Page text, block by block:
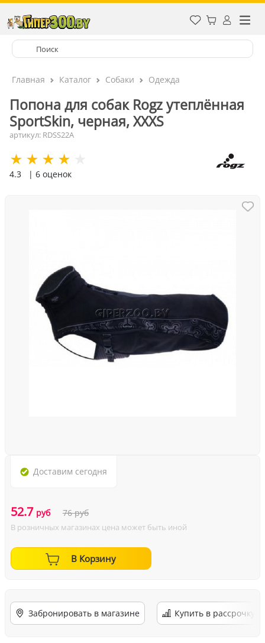
Главная Каталог Собаки Одежда
Попона для собак Rogz утеплённая
SportSkin, черная, XXXS
артикул: RDSS22A
4.3 | 6 оценок
Доставим сегодня
52.7 руб 76руб
В розничных магазинах цена может быть иной
В Корзину
Забронировать в магазине Купить в рассрочку